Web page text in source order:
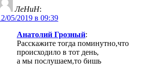
ЛеНиН:
05/2019 в 09:39
Анатолий Грозный:
Расскажите тогда поминутно,что
происходило в тот день,
а мы послушаем,то бишь